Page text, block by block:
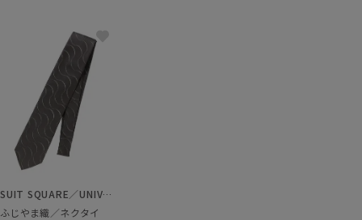
SUIT SQUARE／UNIVERSAL LANGUAGE
ふじやま織／ネクタイ